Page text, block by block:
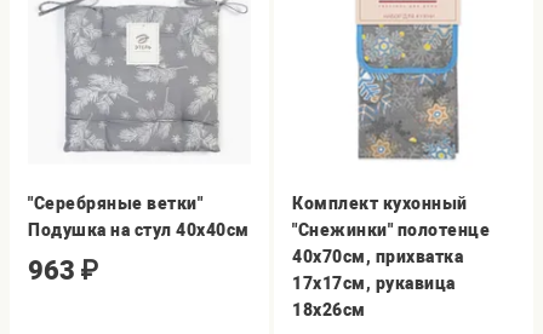
"Серебряные ветки"
Подушка на стул 40х40см
963 ₽
Комплект кухонный
"Снежинки" полотенце
40х70см, прихватка
17х17см, рукавица
18х26см